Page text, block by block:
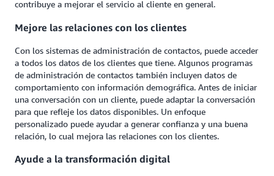
contribuye a mejorar el servicio al cliente en general.
Mejore las relaciones con los clientes
Con los sistemas de administración de contactos, puede acceder
a todos los datos de los clientes que tiene. Algunos programas
de administración de contactos también incluyen datos de
comportamiento con información demográfica. Antes de iniciar
una conversación con un cliente, puede adaptar la conversación
para que refleje los datos disponibles. Un enfoque
personalizado puede ayudar a generar confianza y una buena
relación, lo cual mejora las relaciones con los clientes.
Ayude a la transformación digital